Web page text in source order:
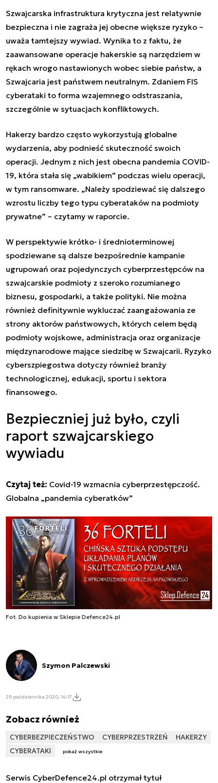
Szwajcarska infrastruktura krytyczna jest relatywnie
bezpieczna i nie zagraża jej obecne większe ryzyko –
uważa tamtejszy wywiad. Wynika to z faktu, że
zaawansowane operacje hakerskie są narzędziem w
rękach wrogo nastawionych wobec siebie państw, a
Szwajcaria jest państwem neutralnym. Zdaniem FIS
cyberataki to forma wzajemnego odstraszania,
szczególnie w sytuacjach konfliktowych.
Hakerzy bardzo często wykorzystują globalne
wydarzenia, aby podnieść skuteczność swoich
operacji. Jednym z nich jest obecna pandemia COVID-
19, która stała się „wabikiem” podczas wielu operacji,
w tym ransomware. „Należy spodziewać się dalszego
wzrostu liczby tego typu cyberataków na podmioty
prywatne” – czytamy w raporcie.
W perspektywie krótko- i średnioterminowej
spodziewane są dalsze bezpośrednie kampanie
ugrupowań oraz pojedynczych cyberprzestępców na
szwajcarskie podmioty z szeroko rozumianego
biznesu, gospodarki, a także polityki. Nie można
również definitywnie wykluczać zaangażowania ze
strony aktorów państwowych, których celem będą
podmioty wojskowe, administracja oraz organizacje
międzynarodowe mające siedzibę w Szwajcarii. Ryzyko
cyberszpiegostwa dotyczy również branży
technologicznej, edukacji, sportu i sektora
finansowego.
Bezpieczniej już było, czyli
raport szwajcarskiego
wywiadu
Czytaj też: Covid-19 wzmacnia cyberprzestępczość.
Globalna „pandemia cyberatków”
Fot. Do kupienia w Sklepie Defence24.pl
Szymon Palczewski
29 października 2020, 14:17
Zobacz również
CYBERBEZPIECZEŃSTWO CYBERPRZESTRZEŃ
HAKERZY
CYBERATAKI
pokaż wszystkie
Serwis CyberDefence24.pl otrzymał tytuł